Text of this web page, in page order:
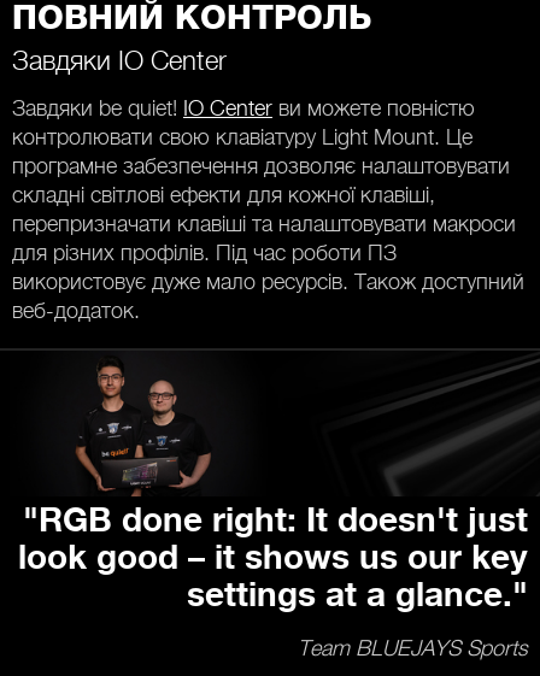
ПОВНИЙ КОНТРОЛЬ
Завдяки IO Center
Завдяки be quiet! IO Center ви можете повністю
контролювати свою клавіатуру Light Mount. Це
програмне забезпечення дозволяє налаштовувати
складні світлові ефекти для кожної клавіші,
перепризначати клавіші та налаштовувати макроси
для різних профілів. Під час роботи ПЗ
використовує дуже мало ресурсів. Також доступний
веб-додаток.
"RGB done right: It doesn't just
look good – it shows us our key
settings at a glance."
Team BLUEJAYS Sports